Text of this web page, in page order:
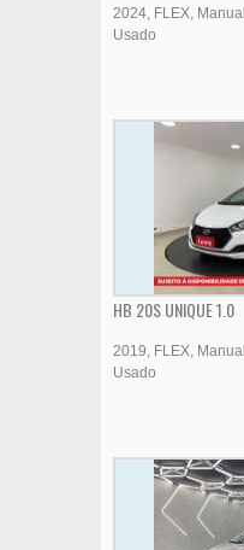
2024 FLEX Manual
Usado
HB 20S UNIQUE 1.0
2019 FLEX Manual
Usado